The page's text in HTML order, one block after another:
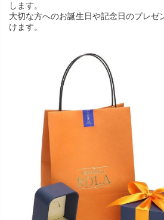
します。
大切な方へのお誕生日や記念日のプレゼ
けます。